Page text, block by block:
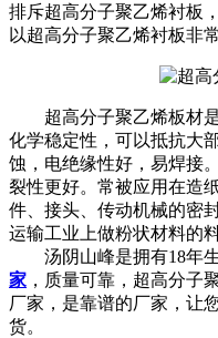
排斥超高分子聚乙烯衬板
以超高分子聚乙烯衬板非
超高分子聚乙烯板材是
化学稳定性，可以抵抗大
蚀，电绝缘性好，易焊接
裂性更好。常被应用在造
件、接头、传动机械的密
运输工业上做粉状材料的
汤阴山峰是拥有18年
家 ，质量可靠，超高分子
厂家，是靠谱的厂家，让
货。